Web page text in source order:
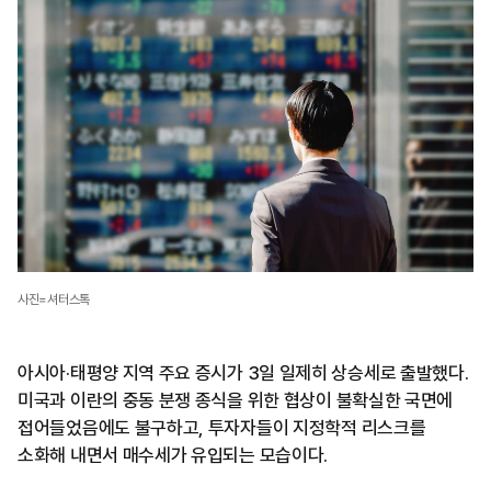
사진=셔터스톡
아시아·태평양 지역 주요 증시가 3일 일제히 상승세로 출발했다.
미국과 이란의 중동 분쟁 종식을 위한 협상이 불확실한 국면에
접어들었음에도 불구하고, 투자자들이 지정학적 리스크를
소화해 내면서 매수세가 유입되는 모습이다.